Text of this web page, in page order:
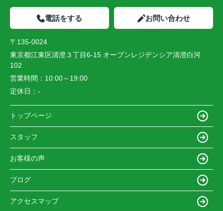
電話をする お問い合わせ
〒135-0024
東京都江東区清澄３丁目6-15 オープンレジデンシア清澄白河
102
営業時間： 10:00～19:00
定休日： -
トップページ
スタッフ
お客様の声
ブログ
アクセスマップ